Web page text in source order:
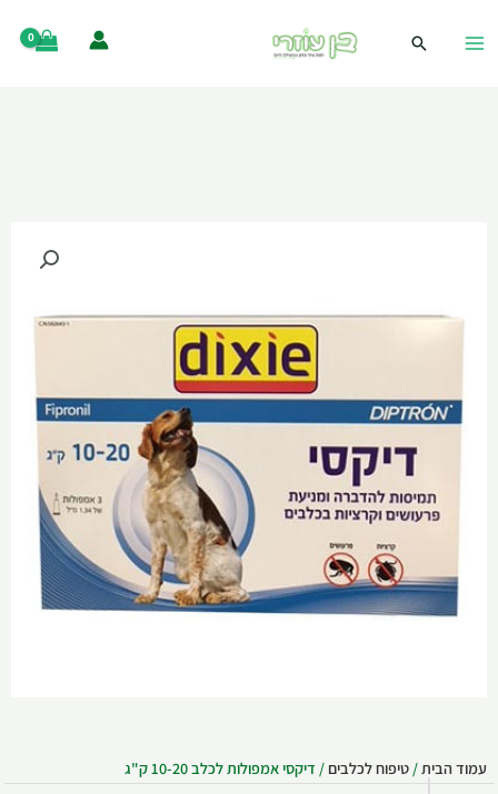
עמוד הבית/ טיפוח לכלבים / דיקסי אמפולות לכלב 10-20 ק"ג